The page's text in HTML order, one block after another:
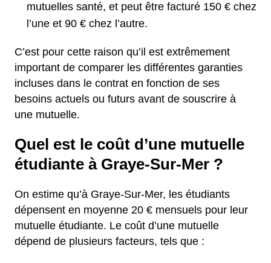
mutuelles santé, et peut être facturé 150 € chez
l’une et 90 € chez l’autre.
C’est pour cette raison qu’il est extrêmement
important de comparer les différentes garanties
incluses dans le contrat en fonction de ses
besoins actuels ou futurs avant de souscrire à
une mutuelle.
Quel est le coût d’une mutuelle
étudiante à Graye-Sur-Mer ?
On estime qu’à Graye-Sur-Mer, les étudiants
dépensent en moyenne 20 € mensuels pour leur
mutuelle étudiante. Le coût d’une mutuelle
dépend de plusieurs facteurs, tels que :